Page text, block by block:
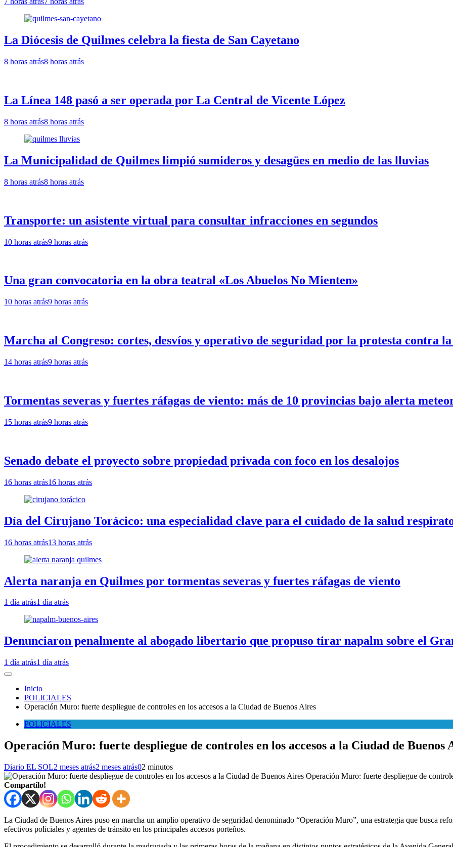
La Diócesis de Quilmes celebra la fiesta de San Cayetano
8 horas atrás8 horas atrás
La Línea 148 pasó a ser operada por La Central de Vicente López
8 horas atrás8 horas atrás
La Municipalidad de Quilmes limpió sumideros y desagües en medio de las lluvias
8 horas atrás8 horas atrás
Transporte: un asistente virtual para consultar infracciones en segundos
10 horas atrás9 horas atrás
Una gran convocatoria en la obra teatral «Los Abuelos No Mienten»
10 horas atrás9 horas atrás
Marcha al Congreso: cortes, desvíos y operativo de seguridad por la protesta contra
14 horas atrás9 horas atrás
Tormentas severas y fuertes ráfagas de viento: más de 10 provincias bajo alerta
15 horas atrás9 horas atrás
Senado debate el proyecto sobre propiedad privada con foco en los desalojos
16 horas atrás16 horas atrás
Día del Cirujano Torácico: una especialidad clave para el cuidado de la salud
16 horas atrás13 horas atrás
Alerta naranja en Quilmes por tormentas severas y fuertes ráfagas de viento
1 día atrás1 día atrás
Denunciaron penalmente al abogado libertario que propuso tirar napalm sobre el
1 día atrás1 día atrás
Inicio
POLICIALES
Operación Muro: fuerte despliegue de controles en los accesos a la Ciudad de Buenos Aires
POLICIALES
Operación Muro: fuerte despliegue de controles en los accesos a la Ciudad de Buenos
Diario EL SOL2 meses atrás2 meses atrás02 minutos
Operación Muro: fuerte despliegue de
Compartilo!
La Ciudad de Buenos Aires puso en marcha un amplio operativo de seguridad denominado “Operación Muro”, una estrategia que busca
efectivos policiales y agentes de tránsito en los principales accesos porteños.